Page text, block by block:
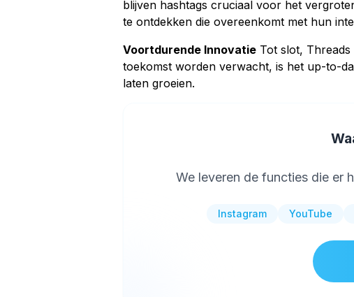
blijven hashtags cruciaal voor het
te ontdekken die overeenkomt met hun
Voortdurende Innovatie Tot slot,
toekomst worden verwacht, is het up-to-
laten groeien.
We leveren de functies die er
Instagram YouTube